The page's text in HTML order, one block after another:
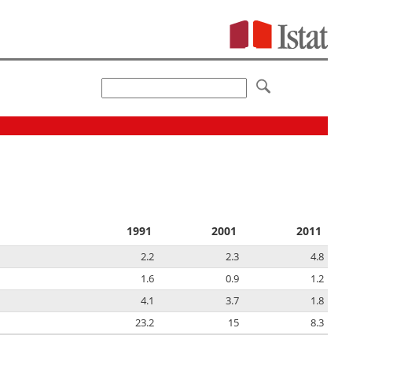
1991 2001 2011
2.2 2.3
4.8
1.6 0.9
1.2
4.1 3.7
1.8
23.2 15 8.3